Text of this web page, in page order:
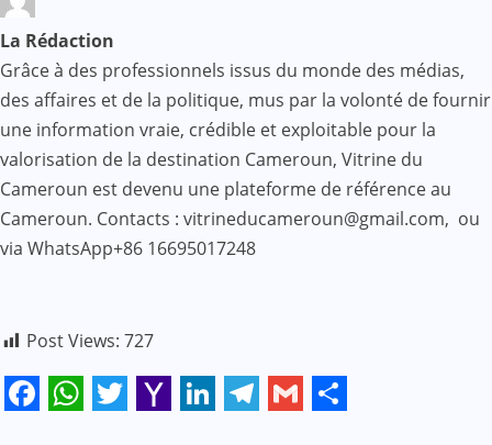
La Rédaction
Grâce à des professionnels issus du monde des médias,
des affaires et de la politique, mus par la volonté de fournir
une information vraie, crédible et exploitable pour la
valorisation de la destination Cameroun, Vitrine du
Cameroun est devenu une plateforme de référence au
Cameroun. Contacts : vitrineducameroun@gmail.com, ou
via WhatsApp+86 16695017248
Post Views: 727